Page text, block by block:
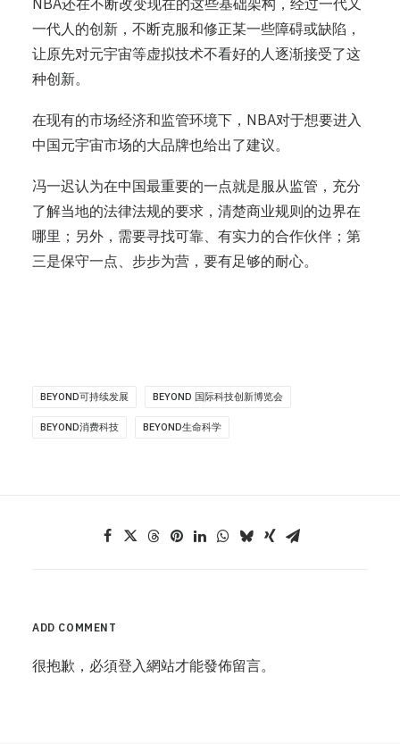
NBA还在不断改变现在的这些基础架构，经过一代又
一代人的创新，不断克服和修正某一些障碍或缺陷，
让原先对元宇宙等虚拟技术不看好的人逐渐接受了这
种创新。
在现有的市场经济和监管环境下，NBA对于想要进入
中国元宇宙市场的大品牌也给出了建议。
冯一迟认为在中国最重要的一点就是服从监管，充分
了解当地的法律法规的要求，清楚商业规则的边界在
哪里；另外，需要寻找可靠、有实力的合作伙伴；第
三是保守一点、步步为营，要有足够的耐心。
BEYOND可持续发展 BEYOND 国际科技创新博览会
BEYOND消费科技 BEYOND生命科学
ADD COMMENT
很抱歉，必須登入網站才能發佈留言。